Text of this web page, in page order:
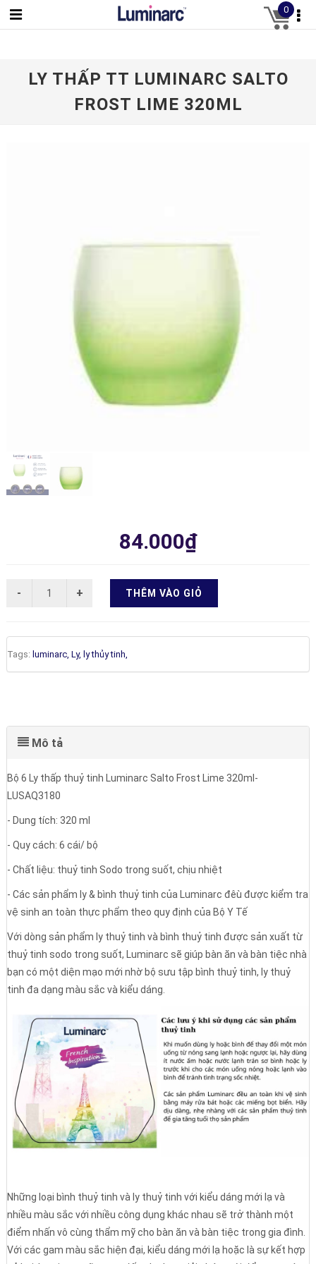
0
LY THẤP TT LUMINARC SALTO
FROST LIME 320ML
84.000₫
THÊM VÀO GIỎ
Tags: luminarc, Ly, ly thủy tinh,
Mô tả
Bộ 6 Ly thấp thuỷ tinh Luminarc Salto Frost Lime 320ml-
LUSAQ3180
- Dung tích: 320 ml
- Quy cách: 6 cái/ bộ
- Chất liệu: thuỷ tinh Sodo trong suốt, chịu nhiệt
- Các sản phẩm ly & bình thuỷ tinh của Luminarc đêù được kiểm tra
vệ sinh an toàn thực phẩm theo quy định của Bộ Y Tế
Với dòng sản phẩm ly thuỷ tinh và bình thuỷ tinh được sản xuất từ
thuỷ tinh sodo trong suốt, Luminarc sẽ giúp bàn ăn và bàn tiệc nhà
bạn có một diện mạo mới nhờ bộ sưu tập bình thuỷ tinh, ly thuỷ
tinh đa dạng màu sắc và kiểu dáng.
Những loại bình thuỷ tinh và ly thuỷ tinh với kiểu dáng mới lạ và
nhiều màu sắc với nhiều công dụng khác nhau sẽ trở thành một
điểm nhấn vô cùng thẩm mỹ cho bàn ăn và bàn tiệc trong gia đình.
Với các gam màu sắc hiện đại, kiểu dáng mới lạ hoặc là sự kết hợp